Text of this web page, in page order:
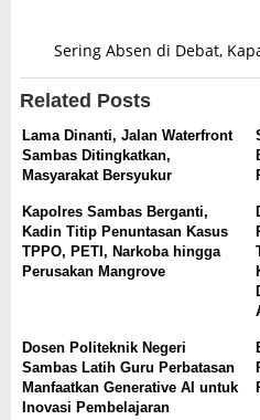
Sering Absen di Debat,
Related Posts
Lama Dinanti, Jalan Waterfront
Sambas Ditingkatkan,
Masyarakat Bersyukur
Kapolres Sambas Berganti,
Kadin Titip Penuntasan Kasus
TPPO, PETI, Narkoba hingga
Perusakan Mangrove
Dosen Politeknik Negeri
Sambas Latih Guru Perbatasan
Manfaatkan Generative AI untuk
Inovasi Pembelajaran